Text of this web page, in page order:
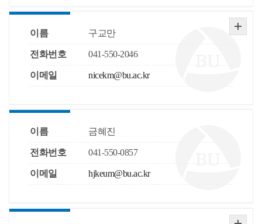
이름 구교만
전화번호 041-550-2046
이메일 nicekm@bu.ac.kr
이름 금혜진
전화번호 041-550-0857
이메일 hjkeum@bu.ac.kr